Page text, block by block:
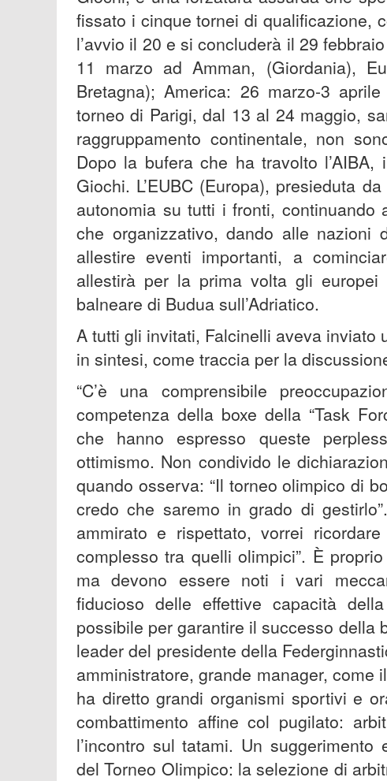
fissato i cinque tornei di qualificazione,
l’avvio il 20 e si concluderà il 29
11 marzo ad Amman, (Giordania),
Bretagna); America: 26 marzo-3
torneo di Parigi, dal 13 al 24 maggio,
raggruppamento continentale, non
Dopo la bufera che ha travolto
Giochi. L’EUBC (Europa), presieduta
autonomia su tutti i fronti, continuando
che organizzativo, dando alle nazioni
allestire eventi importanti, a
allestirà per la prima volta gli
balneare di Budua sull’Adriatico.
A tutti gli invitati, Falcinelli aveva inviato
in sintesi, come traccia per la
“C’è una comprensibile
competenza della boxe della “Task
che hanno espresso queste
ottimismo. Non condivido le
quando osserva: “Il torneo olimpico di
credo che saremo in grado di
ammirato e rispettato, vorrei
complesso tra quelli olimpici”. È
ma devono essere noti i vari
fiducioso delle effettive capacità
possibile per garantire il successo della
leader del presidente della
amministratore, grande manager, come
ha diretto grandi organismi sportivi e
combattimento affine col pugilato:
l’incontro sul tatami. Un
del Torneo Olimpico: la selezione di